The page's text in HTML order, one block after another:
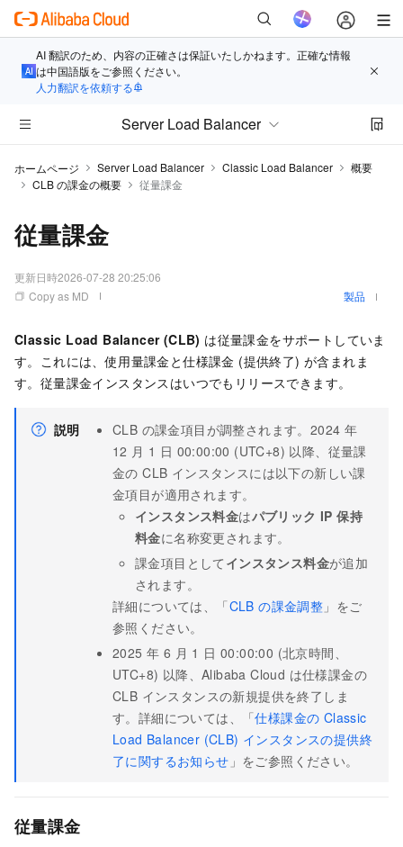
AI 翻訳のため、内容の正確さは保証いたしかねます。正確な情報
は中国語版をご参照ください。
人力翻訳を依頼する
Server Load Balancer
ホームページ Server Load Balancer Classic Load Balancer
概要
CLB の課金の概要
従量課金
従量課金
更新日時2026-07-28 20:25:06
Copy as MD
製品
Classic Load Balancer (CLB) は従量課金をサポートしていま
す。これには、使用量課金と仕様課金 (提供終了) が含まれま
す。従量課金インスタンスはいつでもリリースできます。
説明
CLB の課金項目が調整されます。2024 年
12 月 1 日 00:00:00 (UTC+8) 以降、従量課
金の CLB インスタンスには以下の新しい課
金項目が適用されます。
インスタンス料金はパブリック IP 保持
料金に名称変更されます。
課金項目として インスタンス料金が追加
されます。
詳細については、「CLB の課金調整 」をご
参照ください。
2025 年 6 月 1 日 00:00:00 (北京時間、
UTC+8) 以降、Alibaba Cloud は仕様課金の
CLB インスタンスの新規提供を終了しま
す。詳細については、「仕様課金の Classic
Load Balancer (CLB) インスタンスの提供終
了に関するお知らせ 」をご参照ください。
従量課金